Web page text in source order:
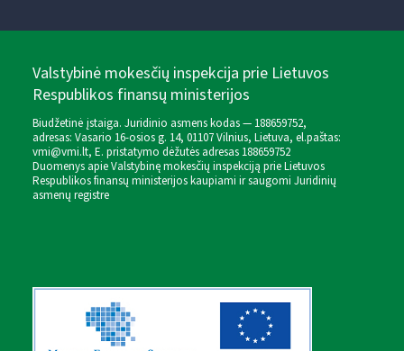
Valstybinė mokesčių inspekcija prie Lietuvos
Respublikos finansų ministerijos
Biudžetinė įstaiga. Juridinio asmens kodas — 188659752,
adresas: Vasario 16-osios g. 14, 01107 Vilnius, Lietuva, el.paštas:
vmi@vmi.lt, E. pristatymo dėžutės adresas 188659752
Duomenys apie Valstybinę mokesčių inspekciją prie Lietuvos
Respublikos finansų ministerijos kaupiami ir saugomi Juridinių
asmenų registre